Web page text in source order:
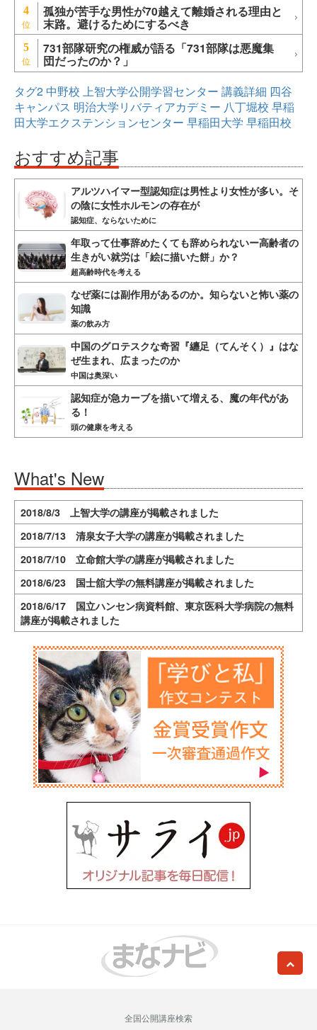
4 孤独が苦手な男性が70越えて離婚される理由と
末路。避けるためにするべき
5 731部隊研究の権威が語る「731部隊は悪魔集
団だったのか？」
タグ2 中野校 上智大学公開学習センター 講義詳細 四谷
キャンパス 明治大学リバティアカデミー 八丁堀校 早稲
田大学エクステンションセンター 早稲田大学 早稲田校
おすすめ記事
アルツハイマー型認知症は男性より女性が多い。そ
の陰に女性ホルモンの存在が
認知症、ならないために
年取って仕事辞めたくても辞められないー高齢者の
生きがい就労は「絵に描いた餅」か？
超高齢時代を考える
なぜ薬には副作用があるのか。知らないと怖い薬の
知識
薬の飲み方
中国のグロテスクな奇習『纏足（てんそく）』はな
ぜ生まれ、広まったのか
中国は奥深い
認知症が急カーブを描いて増える、魔の年代があ
る！
頭の健康を考える
What's New
2018/8/3 上智大学の講座が掲載されました
2018/7/13 清泉女子大学の講座が掲載されました
2018/7/10 立命館大学の講座が掲載されました
2018/6/23 国士舘大学の無料講座が掲載されました
2018/6/17 国立ハンセン病資料館、東京医科大学病院の無料
講座が掲載されました
全国公開講座検索